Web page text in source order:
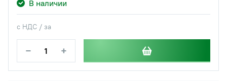
В наличии
с НДС / за
− +